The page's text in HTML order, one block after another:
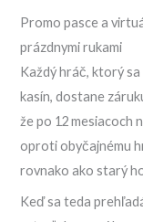
Promo pasce a
prázdnymi rukami
Každý hráč, ktorý sa
kasín, dostane
že po 12 mesiacoch
oproti obyčajnému
rovnako ako starý
Keď sa teda